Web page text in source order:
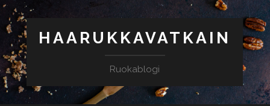
HAARUKKAVATKAIN
Ruokablogi